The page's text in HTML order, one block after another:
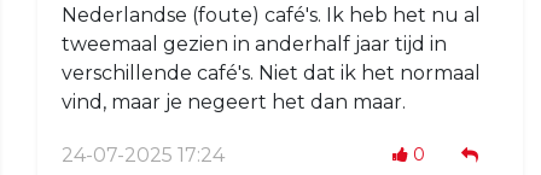
Nederlandse (foute) café's. Ik heb het nu al
tweemaal gezien in anderhalf jaar tijd in
verschillende café's. Niet dat ik het normaal
vind, maar je negeert het dan maar.
24-07-2025 17:24 0